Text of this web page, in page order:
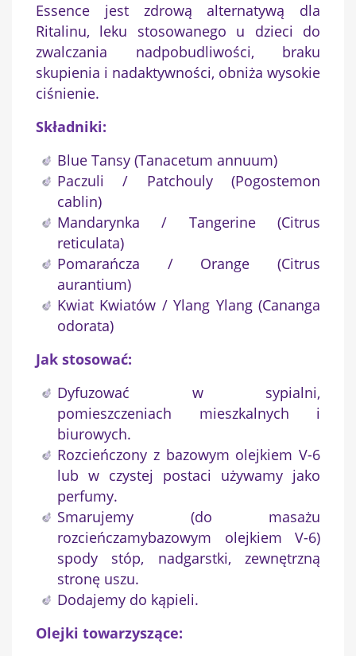
Essence jest zdrową alternatywą dla
Ritalinu, leku stosowanego u dzieci do
zwalczania nadpobudliwości, braku
skupienia i nadaktywności, obniża wysokie
ciśnienie.
Składniki:
Blue Tansy (Tanacetum annuum)
Paczuli / Patchouly (Pogostemon
cablin)
Mandarynka / Tangerine (Citrus
reticulata)
Pomarańcza / Orange (Citrus
aurantium)
Kwiat Kwiatów / Ylang Ylang (Cananga
odorata)
Jak stosować:
Dyfuzować w sypialni,
pomieszczeniach mieszkalnych i
biurowych.
Rozcieńczony z bazowym olejkiem V-6
lub w czystej postaci używamy jako
perfumy.
Smarujemy (do masażu
rozcieńczamybazowym olejkiem V-6)
spody stóp, nadgarstki, zewnętrzną
stronę uszu.
Dodajemy do kąpieli.
Olejki towarzyszące:
Utwórz listę życzeń
Nazwa listy życzeń
Anuluj